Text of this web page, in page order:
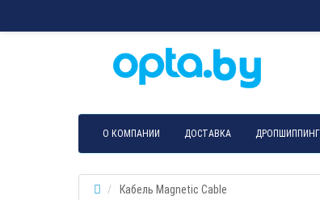
О КОМПАНИИ ДОСТАВКА ДРОПШИППИНГ
Кабель Magnetic Cable